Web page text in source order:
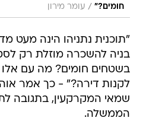
חומים?" / עומר מירון
"תוכנית נתניהו הינה מעט
בניה להשכרה מוזלת רק
בשטחים חומים? מה עם
לקנות דירה?" - כך אמר
שמאי המקרקעין, בתגובה
הממשלה.